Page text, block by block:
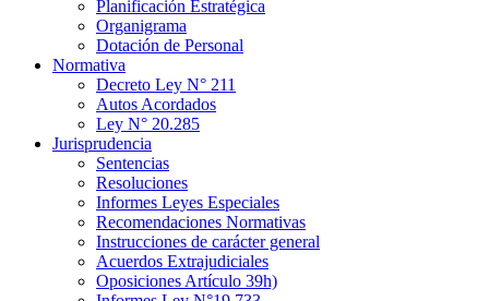
Planificación Estratégica
Organigrama
Dotación de Personal
Normativa
Decreto Ley N° 211
Autos Acordados
Ley N° 20.285
Jurisprudencia
Sentencias
Resoluciones
Informes Leyes Especiales
Recomendaciones Normativas
Instrucciones de carácter general
Acuerdos Extrajudiciales
Oposiciones Artículo 39h)